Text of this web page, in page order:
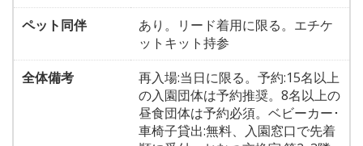
ペット同伴
あり。リード着用に限る。エチケ
ットキット持参
全体備考
再入場:当日に限る。予約:15名以上
の入園団体は予約推奨。8名以上の
昼食団体は予約必須。ベビーカー･
車椅子貸出:無料、入園窓口で先着